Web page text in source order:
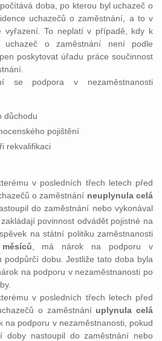
doba, po kterou byl uchazeč o
uchazečů o zaměstnání, a to v
vyřazení. To neplatí v případě, kdy k
uchazeč o zaměstnání není podle
poskytovat úřadu práce součinnost
se podpora v nezaměstnanosti
důchodu
pojištění
rekvalifikaci
v posledních třech letech před
o zaměstnání neuplynula celá
do zaměstnání nebo vykonával
povinnost odvádět pojistné na
na státní politiku zaměstnanosti
, má nárok na podporu v
podpůrčí dobu. Jestliže tato doba byla
na podporu v nezaměstnanosti po
v posledních třech letech před
o zaměstnání uplynula celá
na podporu v nezaměstnanosti, pokud
doby nastoupil do zaměstnání nebo